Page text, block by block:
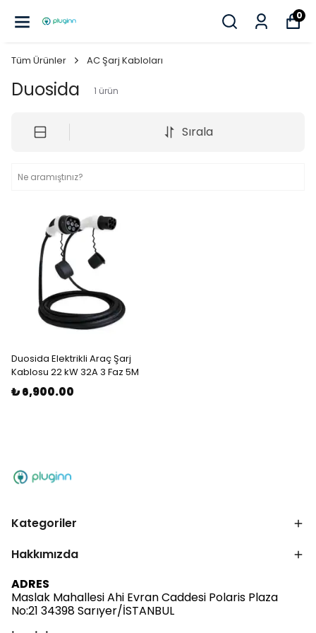
0
Tüm Ürünler AC Şarj Kabloları
Duosida 1 ürün
Sırala
Duosida Elektrikli Araç Şarj
Kablosu 22 kW 32A 3 Faz 5M
₺ 6,900.00
Kategoriler
Hakkımızda
ADRES
Maslak Mahallesi Ahi Evran Caddesi Polaris Plaza
No:21 34398 Sarıyer/İSTANBUL